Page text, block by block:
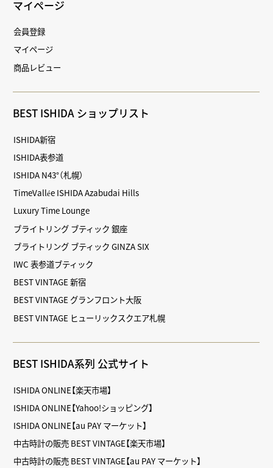
マイページ
会員登録
マイページ
商品レビュー
BEST ISHIDA ショップリスト
ISHIDA新宿
ISHIDA表参道
ISHIDA N43°（札幌）
TimeVallée ISHIDA Azabudai Hills
Luxury Time Lounge
ブライトリング ブティック 銀座
ブライトリング ブティック GINZA SIX
IWC 表参道ブティック
BEST VINTAGE 新宿
BEST VINTAGE グランフロント大阪
BEST VINTAGE ヒューリックスクエア札幌
BEST ISHIDA系列 公式サイト
ISHIDA ONLINE【楽天市場】
ISHIDA ONLINE【Yahoo!ショッピング】
ISHIDA ONLINE【au PAY マーケット】
中古時計の販売 BEST VINTAGE【楽天市場】
中古時計の販売 BEST VINTAGE【au PAY マーケット】